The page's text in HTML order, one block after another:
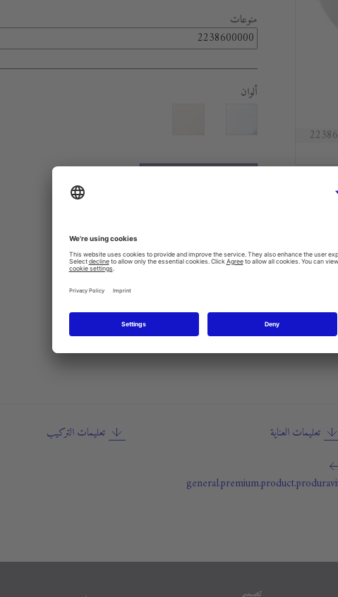
منوعات
ألوان
تعليمات العناية
تعليمات التركيب